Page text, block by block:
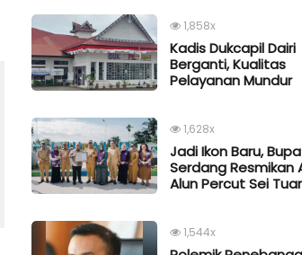
1,858x
Kadis Dukcapil Dairi
Berganti, Kualitas
Pelayanan Mundur
1,628x
Jadi Ikon Baru,
Serdang Resmikan
Alun Percut Sei
1,544x